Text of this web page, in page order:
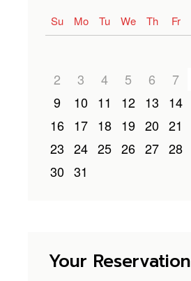
Su Mo Tu We Th Fr
2
3 4 5 6 7
9
10 11 12 13 14
16 17 18 19 20 21
23 24 25 26 27 28
30 31
Your Reservation